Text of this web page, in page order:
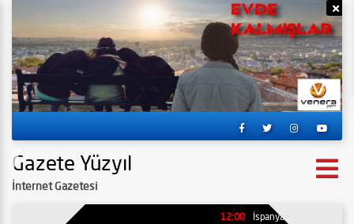
Gazete Yüzyıl
İnternet Gazetesi
12:00 İspanya’da kömür